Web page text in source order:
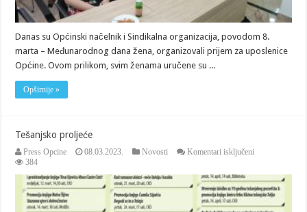
Danas su Općinski načelnik i Sindikalna organizacija, povodom 8.
marta – Međunarodnog dana žena, organizovali prijem za uposlenice
Općine. Ovom prilikom, svim ženama uručene su ...
Opširnije »
Tešanjsko proljeće
Press Opcine 08.03.2023. Novosti Komentari isključeni
384